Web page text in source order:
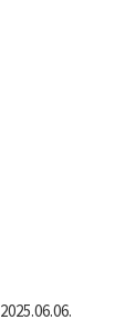
2025.06.06.